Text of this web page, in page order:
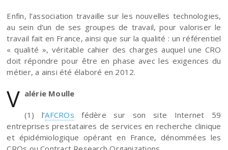
Enfin, l’association travaille sur les nouvelles technologies,
au sein d’un de ses groupes de travail, pour valoriser le
travail fait en France, ainsi que sur la qualité : un référentiel
« qualité », véritable cahier des charges auquel une CRO
doit répondre pour être en phase avec les exigences du
métier, a ainsi été élaboré en 2012.
V alérie Moulle
(1) l’AFCROs fédère sur son site Internet 59
entreprises prestataires de services en recherche clinique
et épidémiologique opérant en France, dénommées les